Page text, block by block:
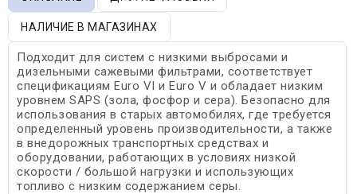
НАЛИЧИЕ В МАГАЗИНАХ
Подходит для систем с низкими выбросами и
дизельными сажевыми фильтрами, соответствует
спецификациям Euro VI и Euro V и обладает низким
уровнем SAPS (зола, фосфор и сера). Безопасно для
использования в старых автомобилях, где требуется
определенный уровень производительности, а также
в внедорожных транспортных средствах и
оборудовании, работающих в условиях низкой
скорости / большой нагрузки и использующих
топливо с низким содержанием серы.